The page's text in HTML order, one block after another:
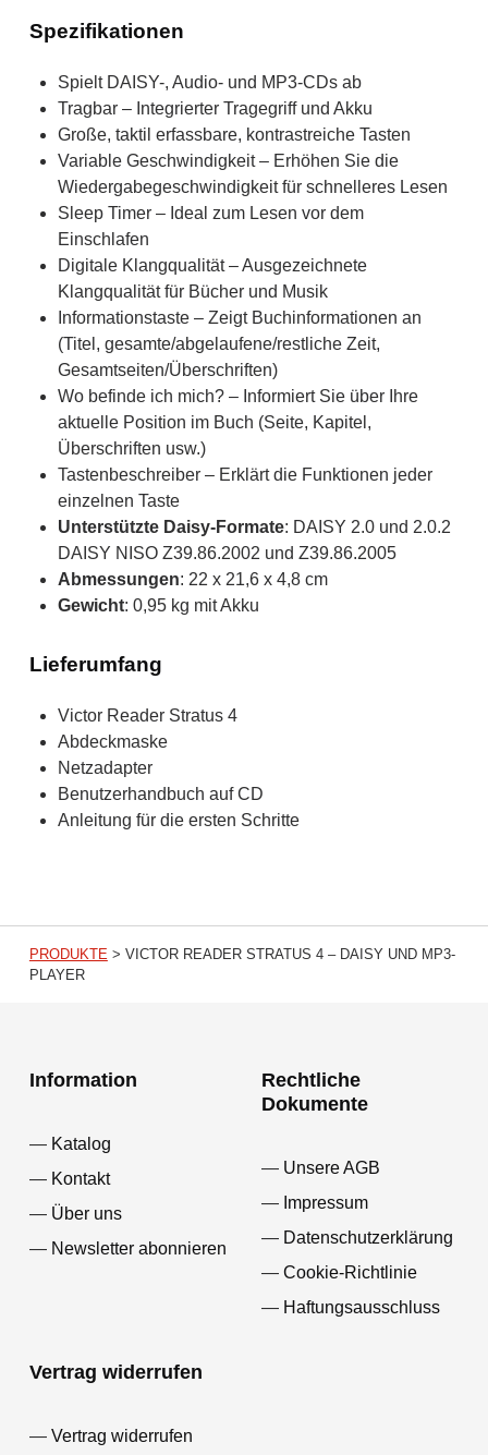
Spezifikationen
Spielt DAISY-, Audio- und MP3-CDs ab
Tragbar – Integrierter Tragegriff und Akku
Große, taktil erfassbare, kontrastreiche Tasten
Variable Geschwindigkeit – Erhöhen Sie die
Wiedergabegeschwindigkeit für schnelleres Lesen
Sleep Timer – Ideal zum Lesen vor dem
Einschlafen
Digitale Klangqualität – Ausgezeichnete
Klangqualität für Bücher und Musik
Informationstaste – Zeigt Buchinformationen an
(Titel, gesamte/abgelaufene/restliche Zeit,
Gesamtseiten/Überschriften)
Wo befinde ich mich? – Informiert Sie über Ihre
aktuelle Position im Buch (Seite, Kapitel,
Überschriften usw.)
Tastenbeschreiber – Erklärt die Funktionen jeder
einzelnen Taste
Unterstützte Daisy-Formate: DAISY 2.0 und 2.0.2
DAISY NISO Z39.86.2002 und Z39.86.2005
Abmessungen: 22 x 21,6 x 4,8 cm
Gewicht: 0,95 kg mit Akku
Lieferumfang
Victor Reader Stratus 4
Abdeckmaske
Netzadapter
Benutzerhandbuch auf CD
Anleitung für die ersten Schritte
PRODUKTE> VICTOR READER STRATUS 4 – DAISY UND MP3-
PLAYER
Information
Katalog
Kontakt
Über uns
Newsletter abonnieren
Rechtliche
Dokumente
Unsere AGB
Impressum
Datenschutzerklärung
Cookie-Richtlinie
Haftungsausschluss
Vertrag widerrufen
Vertrag widerrufen